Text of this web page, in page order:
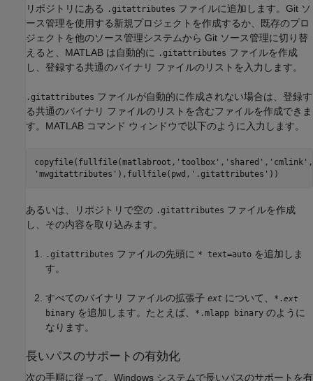
リポジトリにある
.gitattributes ファイルに追加します。Git ソ
ース管理を使用する新規プロジェクトを作成するか、既存のプロ
ジェクトを他のソース管理システムから Git ソース管理に切り替
えると、MATLAB は自動的に
.gitattributes ファイルを作成
し、登録する共通のバイナリ ファイルのリストを入力します。
.gitattributes ファイルが自動的に作成されない場合は、登録す
る共通のバイナリ ファイルのリストを含むファイルを作成できま
す。MATLAB コマンド ウィンドウで以下のように入力します。
copyfile(fullfile(matlabroot, 'toolbox' , 'shared' , 'cmlink' ,
'mwgitattributes' ),fullfile(pwd, '.gitattributes' ))
あるいは、リポジトリで空の .gitattributes ファイルを作成
し、その内容を取り込みます。
.gitattributes ファイルの先頭に * text=auto を追加しま
す。
すべてのバイナリ ファイルの拡張子 ext について、 *.ext
binary を追加します。たとえば、 *.mlapp binary のように
なります。
長いパスのサポートの有効化
次の手順に従って、Windows システムで長いパスのサポートを有